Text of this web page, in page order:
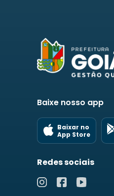
Baixe nosso app
Baixar no
App Store
Redes sociais